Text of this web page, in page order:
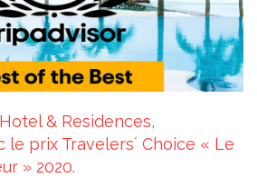
& Residences,
prix Travelers´ Choice « Le
» 2020.